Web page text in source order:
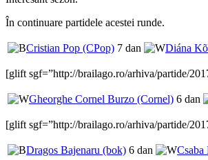
În continuare partidele acestei runde.
Cristian Pop (CPop) 7 dan Diána
[glift sgf=”http://brailago.ro/arhiva/partide/
Gheorghe Cornel Burzo (Cornel) 6 dan
[glift sgf=”http://brailago.ro/arhiva/partide/
Dragos Bajenaru (bok) 6 dan Csaba